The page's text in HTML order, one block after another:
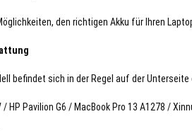
den richtigen Akku für Ihren
befindet sich in der Regel auf der
/ HP Pavilion G6 / MacBook Pro 13 A1278 /